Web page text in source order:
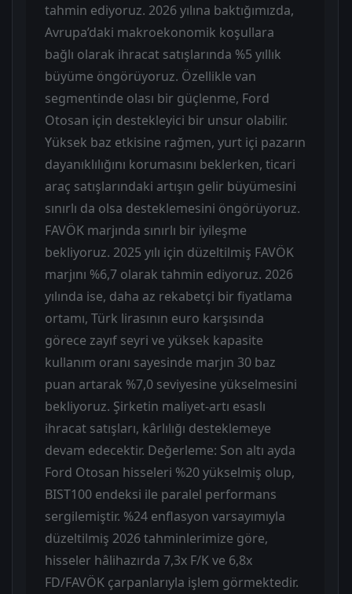
tahmin ediyoruz. 2026 yılına baktığımızda,
Avrupa’daki makroekonomik koşullara
bağlı olarak ihracat satışlarında %5 yıllık
büyüme öngörüyoruz. Özellikle van
segmentinde olası bir güçlenme, Ford
Otosan için destekleyici bir unsur olabilir.
Yüksek baz etkisine rağmen, yurt içi pazarın
dayanıklılığını korumasını beklerken, ticari
araç satışlarındaki artışın gelir büyümesini
sınırlı da olsa desteklemesini öngörüyoruz.
FAVÖK marjında sınırlı bir iyileşme
bekliyoruz. 2025 yılı için düzeltilmiş FAVÖK
marjını %6,7 olarak tahmin ediyoruz. 2026
yılında ise, daha az rekabetçi bir fiyatlama
ortamı, Türk lirasının euro karşısında
görece zayıf seyri ve yüksek kapasite
kullanım oranı sayesinde marjın 30 baz
puan artarak %7,0 seviyesine yükselmesini
bekliyoruz. Şirketin maliyet-artı esaslı
ihracat satışları, kârlılığı desteklemeye
devam edecektir. Değerleme: Son altı ayda
Ford Otosan hisseleri %20 yükselmiş olup,
BIST100 endeksi ile paralel performans
sergilemiştir. %24 enflasyon varsayımıyla
düzeltilmiş 2026 tahminlerimize göre,
hisseler hâlihazırda 7,3x F/K ve 6,8x
FD/FAVÖK çarpanlarıyla işlem görmektedir.